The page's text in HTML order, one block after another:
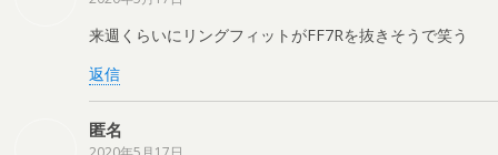
来週くらいにリングフィットがFF7Rを抜きそうで笑う
返信
匿名